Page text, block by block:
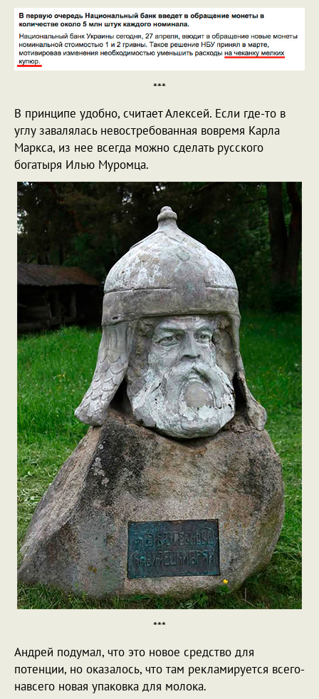
***
В принципе удобно, считает Алексей. Если где-то в
углу завалялась невостребованная вовремя Карла
Маркса, из нее всегда можно сделать русского
богатыря Илью Муромца.
***
Андрей подумал, что это новое средство для
потенции, но оказалось, что там рекламируется всего-
навсего новая упаковка для молока.